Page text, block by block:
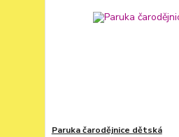
Paruka čarodějnice dětská